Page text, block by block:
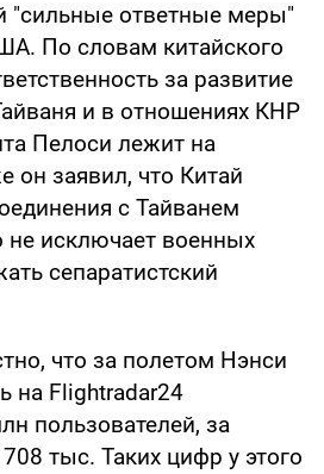
"сильные ответные меры"
По словам китайского
за развитие
и в отношениях КНР
Пелоси лежит на
он заявил, что Китай
с Тайванем
исключает военных
сепаратистский
что за полетом Нэнси
на Flightradar24
пользователей, за
тыс. Таких цифр у этого